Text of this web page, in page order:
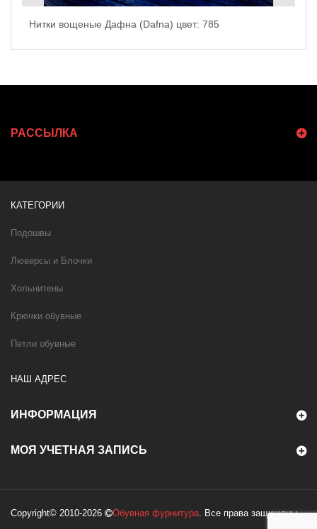
Нитки вощеные Дафна (Dafna) цвет: 785
РАССЫЛКА
КАТЕГОРИИ
Подошвы
Люверсы и Блочки
Хольнитены
Крючки обувные
Петли обувные
НАШ АДРЕС
ИНФОРМАЦИЯ
МОЯ УЧЕТНАЯ ЗАПИСЬ
Copyright© 2010-2026 Обувная фурнитура. Все права защищены